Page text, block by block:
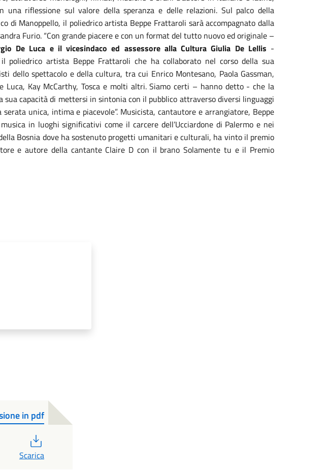
una riflessione sul valore della speranza e delle relazioni. Sul palco della
di Manoppello, il poliedrico artista Beppe Frattaroli sarà accompagnato dalla
Furio. “Con grande piacere e con un format del tutto nuovo ed originale –
De Luca e il vicesindaco ed assessore alla Cultura Giulia De Lellis -
poliedrico artista Beppe Frattaroli che ha collaborato nel corso della sua
dello spettacolo e della cultura, tra cui Enrico Montesano, Paola Gassman,
Luca, Kay McCarthy, Tosca e molti altri. Siamo certi – hanno detto - che la
capacità di mettersi in sintonia con il pubblico attraverso diversi linguaggi
unica, intima e piacevole”. Musicista, cantautore e arrangiatore, Beppe
in luoghi significativi come il carcere dell’Ucciardone di Palermo e nei
Bosnia dove ha sostenuto progetti umanitari e culturali, ha vinto il premio
e autore della cantante Claire D con il brano Solamente tu e il Premio
in pdf
Scarica